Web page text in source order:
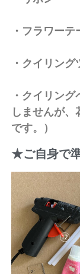
・フラワーテ
・クイリング
・クイリン
しませんが
です。）
★ご自身で